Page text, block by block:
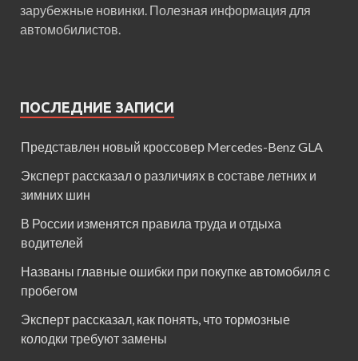
зарубежные новинки. Полезная информация для
автомобилистов.
ПОСЛЕДНИЕ ЗАПИСИ
Представлен новый кроссовер Mercedes-Benz GLA
Эксперт рассказал о различиях в составе летних и
зимних шин
В России изменятся правила труда и отдыха
водителей
Названы главные ошибки при покупке автомобиля с
пробегом
Эксперт рассказал, как понять, что тормозные
колодки требуют замены